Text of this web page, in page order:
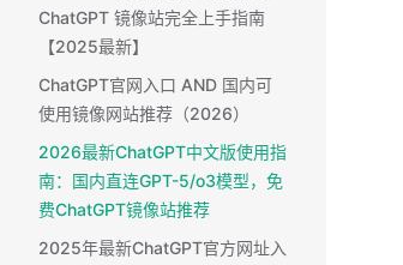
ChatGPT 镜像站完全上手指南
【2025最新】
ChatGPT官网入口 AND 国内可
使用镜像网站推荐（2026）
2026最新ChatGPT中文版使用指
南：国内直连GPT-5/o3模型，免
费ChatGPT镜像站推荐
2025年最新ChatGPT官方网址入